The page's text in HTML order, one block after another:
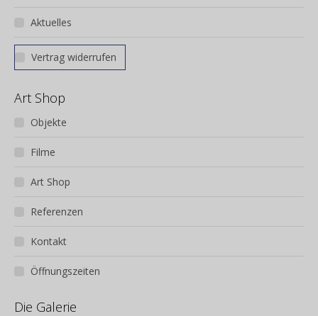
Aktuelles
Vertrag widerrufen
Art Shop
Objekte
Filme
Art Shop
Referenzen
Kontakt
Öffnungszeiten
Die Galerie